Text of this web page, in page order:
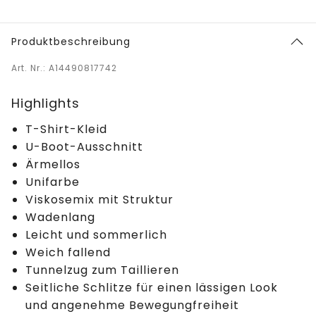
Produktbeschreibung
Art. Nr.: A14490817742
Highlights
T-Shirt-Kleid
U-Boot-Ausschnitt
Ärmellos
Unifarbe
Viskosemix mit Struktur
Wadenlang
Leicht und sommerlich
Weich fallend
Tunnelzug zum Taillieren
Seitliche Schlitze für einen lässigen Look
und angenehme Bewegungfreiheit